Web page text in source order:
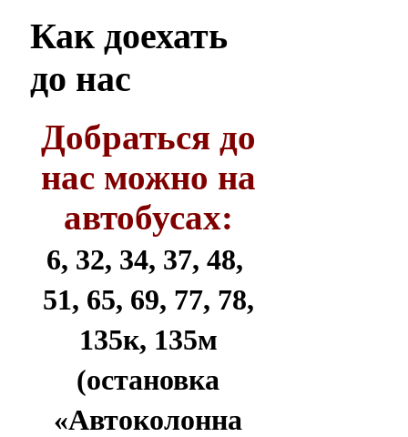
Как доехать
до нас
Добраться до
нас можно на
автобусах:
6, 32, 34, 37, 48,
51, 65, 69, 77, 78,
135к, 135м
(остановка
«Автоколонна